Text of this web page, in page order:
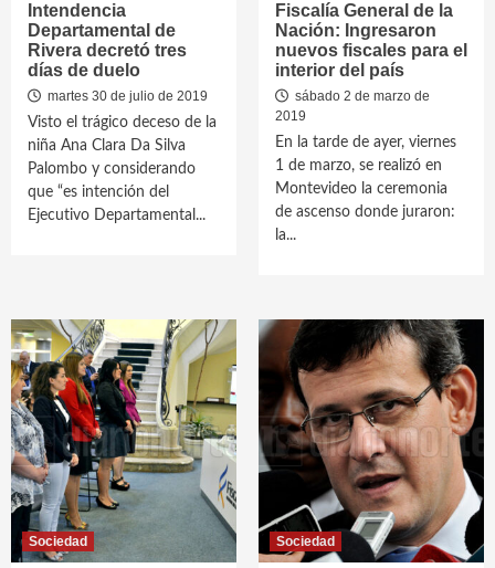
Intendencia
Departamental de
Rivera decretó tres
días de duelo
martes 30 de julio de 2019
Visto el trágico deceso de la
niña Ana Clara Da Silva
Palombo y considerando
que “es intención del
Ejecutivo Departamental...
Fiscalía General de la
Nación: Ingresaron
nuevos fiscales para el
interior del país
sábado 2 de marzo de
2019
En la tarde de ayer, viernes
1 de marzo, se realizó en
Montevideo la ceremonia
de ascenso donde juraron:
la...
Sociedad Sociedad